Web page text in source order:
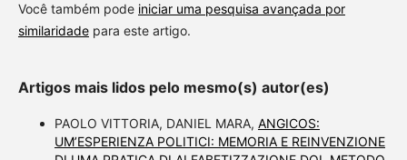
Você também pode iniciar uma pesquisa avançada por
similaridadepara este artigo.
Artigos mais lidos pelo mesmo(s) autor(es)
PAOLO VITTORIA, DANIEL MARA, ANGICOS:
UM’ESPERIENZA POLITICI: MEMORIA E REINVENZIONE